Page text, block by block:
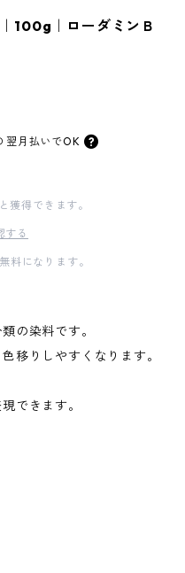
100g｜ローダミンＢ
翌月払いでOK
獲得できます。
する
料になります。
の染料です。
移りしやすくなります。
できます。